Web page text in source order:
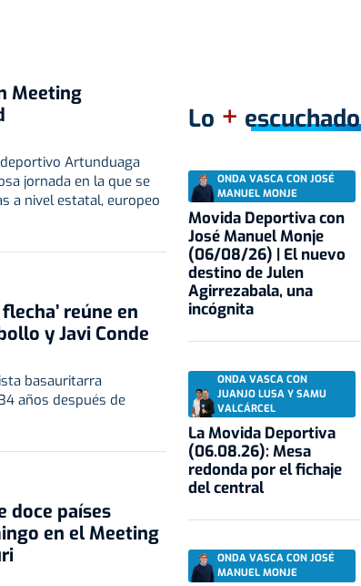
Meeting
Artunduaga
jornada en la que se
a nivel estatal, europeo
reúne en
y Javi Conde
basauritarra
años después de
doce países
en el Meeting
Lo + escuchado
ONDA VASCA CON JOSÉ
MANUEL MONJE
Movida Deportiva con
José Manuel Monje
(06/08/26) | El nuevo
destino de Julen
Agirrezabala, una
incógnita
ONDA VASCA CON
JUANJO LUSA Y SAMU
VALCÁRCEL
La Movida Deportiva
(06.08.26): Mesa
redonda por el fichaje
del central
ONDA VASCA CON JOSÉ
MANUEL MONJE